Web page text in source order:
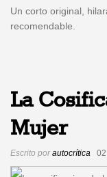
Un corto original,
recomendable.
La
Mujer
Escrito porautocrítica